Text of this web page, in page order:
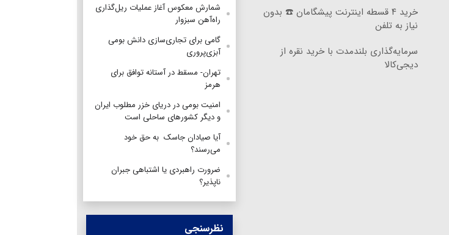
خرید ۴ قسطه اینترنت پیشگامان ☎️ بدون
نیاز به تلفن
سرمایه‌گذاری بلندمدت با خرید نقره از
دیجی‌کالا
شمارش معکوس آغاز عملیات ریل‌گذاری
راه‌آهن سبزوار
گامی برای تجاری‌سازی دانش بومی
آبزی‌پروری
تهران- مسقط در آستانه توافق برای
هرمز
امنیت بومی در دریای خزر مطلوب ایران
و دیگر کشورهای ساحلی است
آیا صیادان جاسک به حق خود
می‌رسند؟
ضرورت راهبردی یا اشتباهی جبران
ناپذیر؟
نظرسنجی